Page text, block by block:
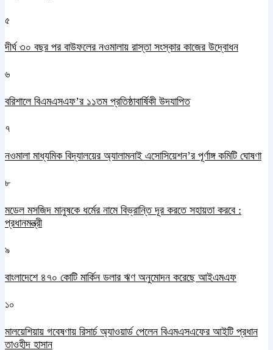
৫
দীর্ঘ ৩০ বছর পর বাউফলের নওমালায় রাস্তা সংস্কার কাজের উদ্বোধন
৬
বরিশালে বিএমএসএফ’র ১১তম প্রতিষ্ঠাবার্ষিকী উদযাপিত
৭
নওমালা মাধ্যমিক বিদ্যালয়ের অ্যালামনাই এসোসিয়েশন’র পূর্ণাঙ্গ কমিটি ঘোষণা
৮
মডেল মসজিদ মানুষকে ধর্মের নামে বিভ্রান্তি দূর করতে সহায়তা করবে :
প্রধানমন্ত্রী
৯
বাংলাদেশে ৪৭০ কোটি মার্কিন ডলার ঋণ অনুমোদন করেছে আইএমএফ
১০
মালয়েশিয়ায় গবেষণায় রিসার্চ অ্যাওয়ার্ড পেলেন বিএমএসএফের আইটি প্রধান
তাওহীদ হাসান